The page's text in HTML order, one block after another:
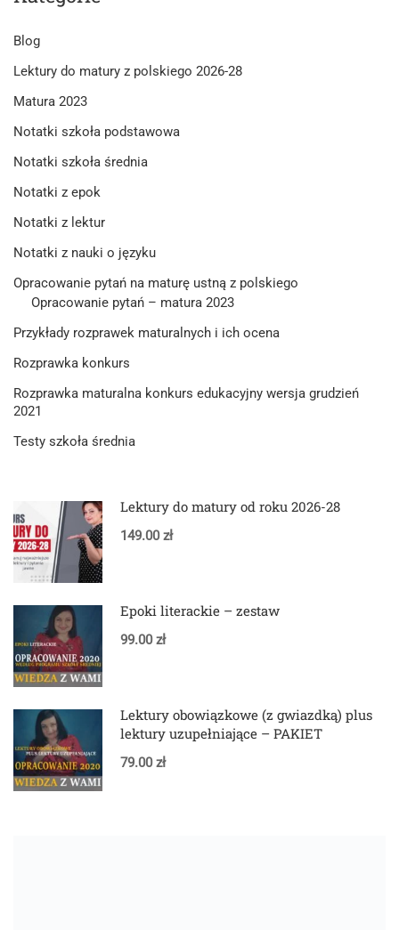
Blog
Lektury do matury z polskiego 2026-28
Matura 2023
Notatki szkoła podstawowa
Notatki szkoła średnia
Notatki z epok
Notatki z lektur
Notatki z nauki o języku
Opracowanie pytań na maturę ustną z polskiego
Opracowanie pytań – matura 2023
Przykłady rozprawek maturalnych i ich ocena
Rozprawka konkurs
Rozprawka maturalna konkurs edukacyjny wersja grudzień
2021
Testy szkoła średnia
Lektury do matury od roku 2026-28
149.00 zł
Epoki literackie – zestaw
99.00 zł
Lektury obowiązkowe (z gwiazdką) plus
lektury uzupełniające – PAKIET
79.00 zł